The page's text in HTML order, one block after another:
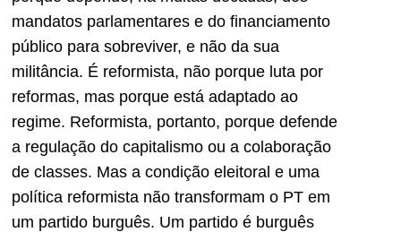
mandatos parlamentares e do financiamento
público para sobreviver, e não da sua
militância. É reformista, não porque luta por
reformas, mas porque está adaptado ao
regime. Reformista, portanto, porque defende
a regulação do capitalismo ou a colaboração
de classes. Mas a condição eleitoral e uma
política reformista não transformam o PT em
um partido burguês. Um partido é burguês